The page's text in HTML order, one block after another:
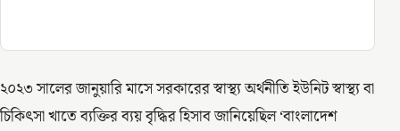
২০২৩ সালের জানুয়ারি মাসে সরকারের স্বাস্থ্য অর্থনীতি ইউনিট স্বাস্থ্য বা
চিকিৎসা খাতে ব্যক্তির ব্যয় বৃদ্ধির হিসাব জানিয়েছিল ‘বাংলাদেশ